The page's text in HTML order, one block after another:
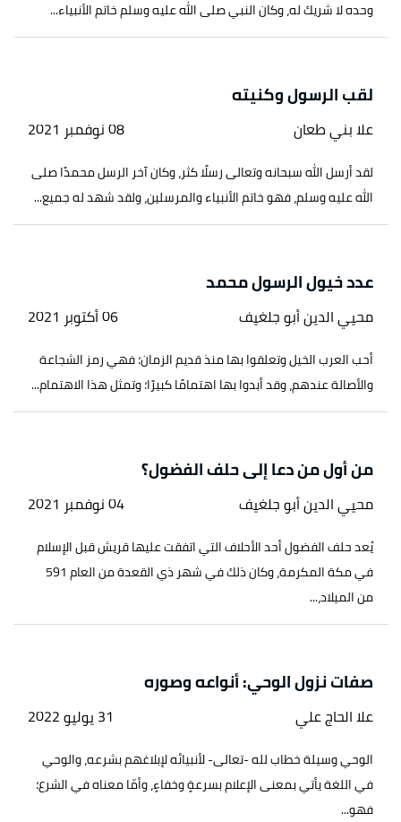
وحده لا شريك له، وكان النبي صلى الله عليه وسلم خاتم الأنبياء...
لقب الرسول وكنيته
علا بني طعان 08 نوفمبر 2021
لقد أرسل الله سبحانه وتعالى رسلًا كثر، وكان آخر الرسل محمدًا صلى
الله عليه وسلم، فهو خاتم الأنبياء والمرسلين، ولقد شهد له جميع...
عدد خيول الرسول محمد
محيي الدين أبو جلغيف 06 أكتوبر 2021
أحب العرب الخيل وتعلقوا بها منذ قديم الزمان؛ فهي رمز الشجاعة
والأصالة عندهم، وقد أبدوا بها اهتمامًا كبيرًا؛ وتمثل هذا الاهتمام...
من أول من دعا إلى حلف الفضول؟
محيي الدين أبو جلغيف 04 نوفمبر 2021
يُعد حلف الفضول أحد الأحلاف التي اتفقت عليها قريش قبل الإسلام
في مكة المكرمة، وكان ذلك في شهر ذي القعدة من العام 591
من الميلاد،...
صفات نزول الوحي: أنواعه وصوره
علا الحاج علي 31 يوليو 2022
الوحي وسيلة خطاب لله -تعالى- لأنبيائه لإبلاغهم بشرعه، والوحي
في اللغة يأتي بمعنى الإعلام بسرعةٍ وخفاءٍ، وأمّا معناه في الشرع؛
فهو...